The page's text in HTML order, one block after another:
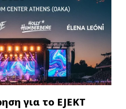
για το EJEKT